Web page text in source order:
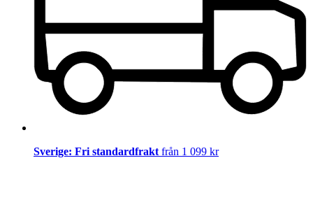
Sverige: Fri standardfrakt från 1 099 kr